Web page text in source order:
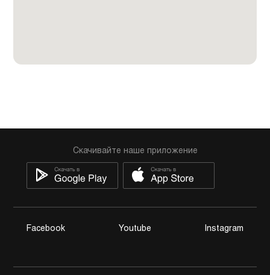
Скачивайте наше приложение
Facebook Youtube Instagram